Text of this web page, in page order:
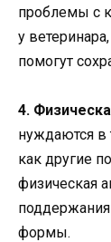
проблемы с
у
помогут
4.
нуждаются в
как другие
физическая
формы.